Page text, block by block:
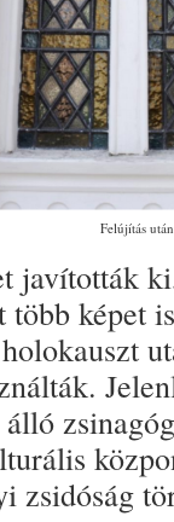
Felújítás után
javították
több képet
zsidóság